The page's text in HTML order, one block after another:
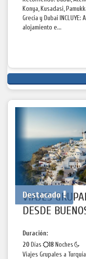
Konya, Kusadasi,
Grecia y Dubai
alojamiento e...
Destacado
VIAJES
DESDE
Duración:
20 Días 18 Noches
Viajes Grupales a